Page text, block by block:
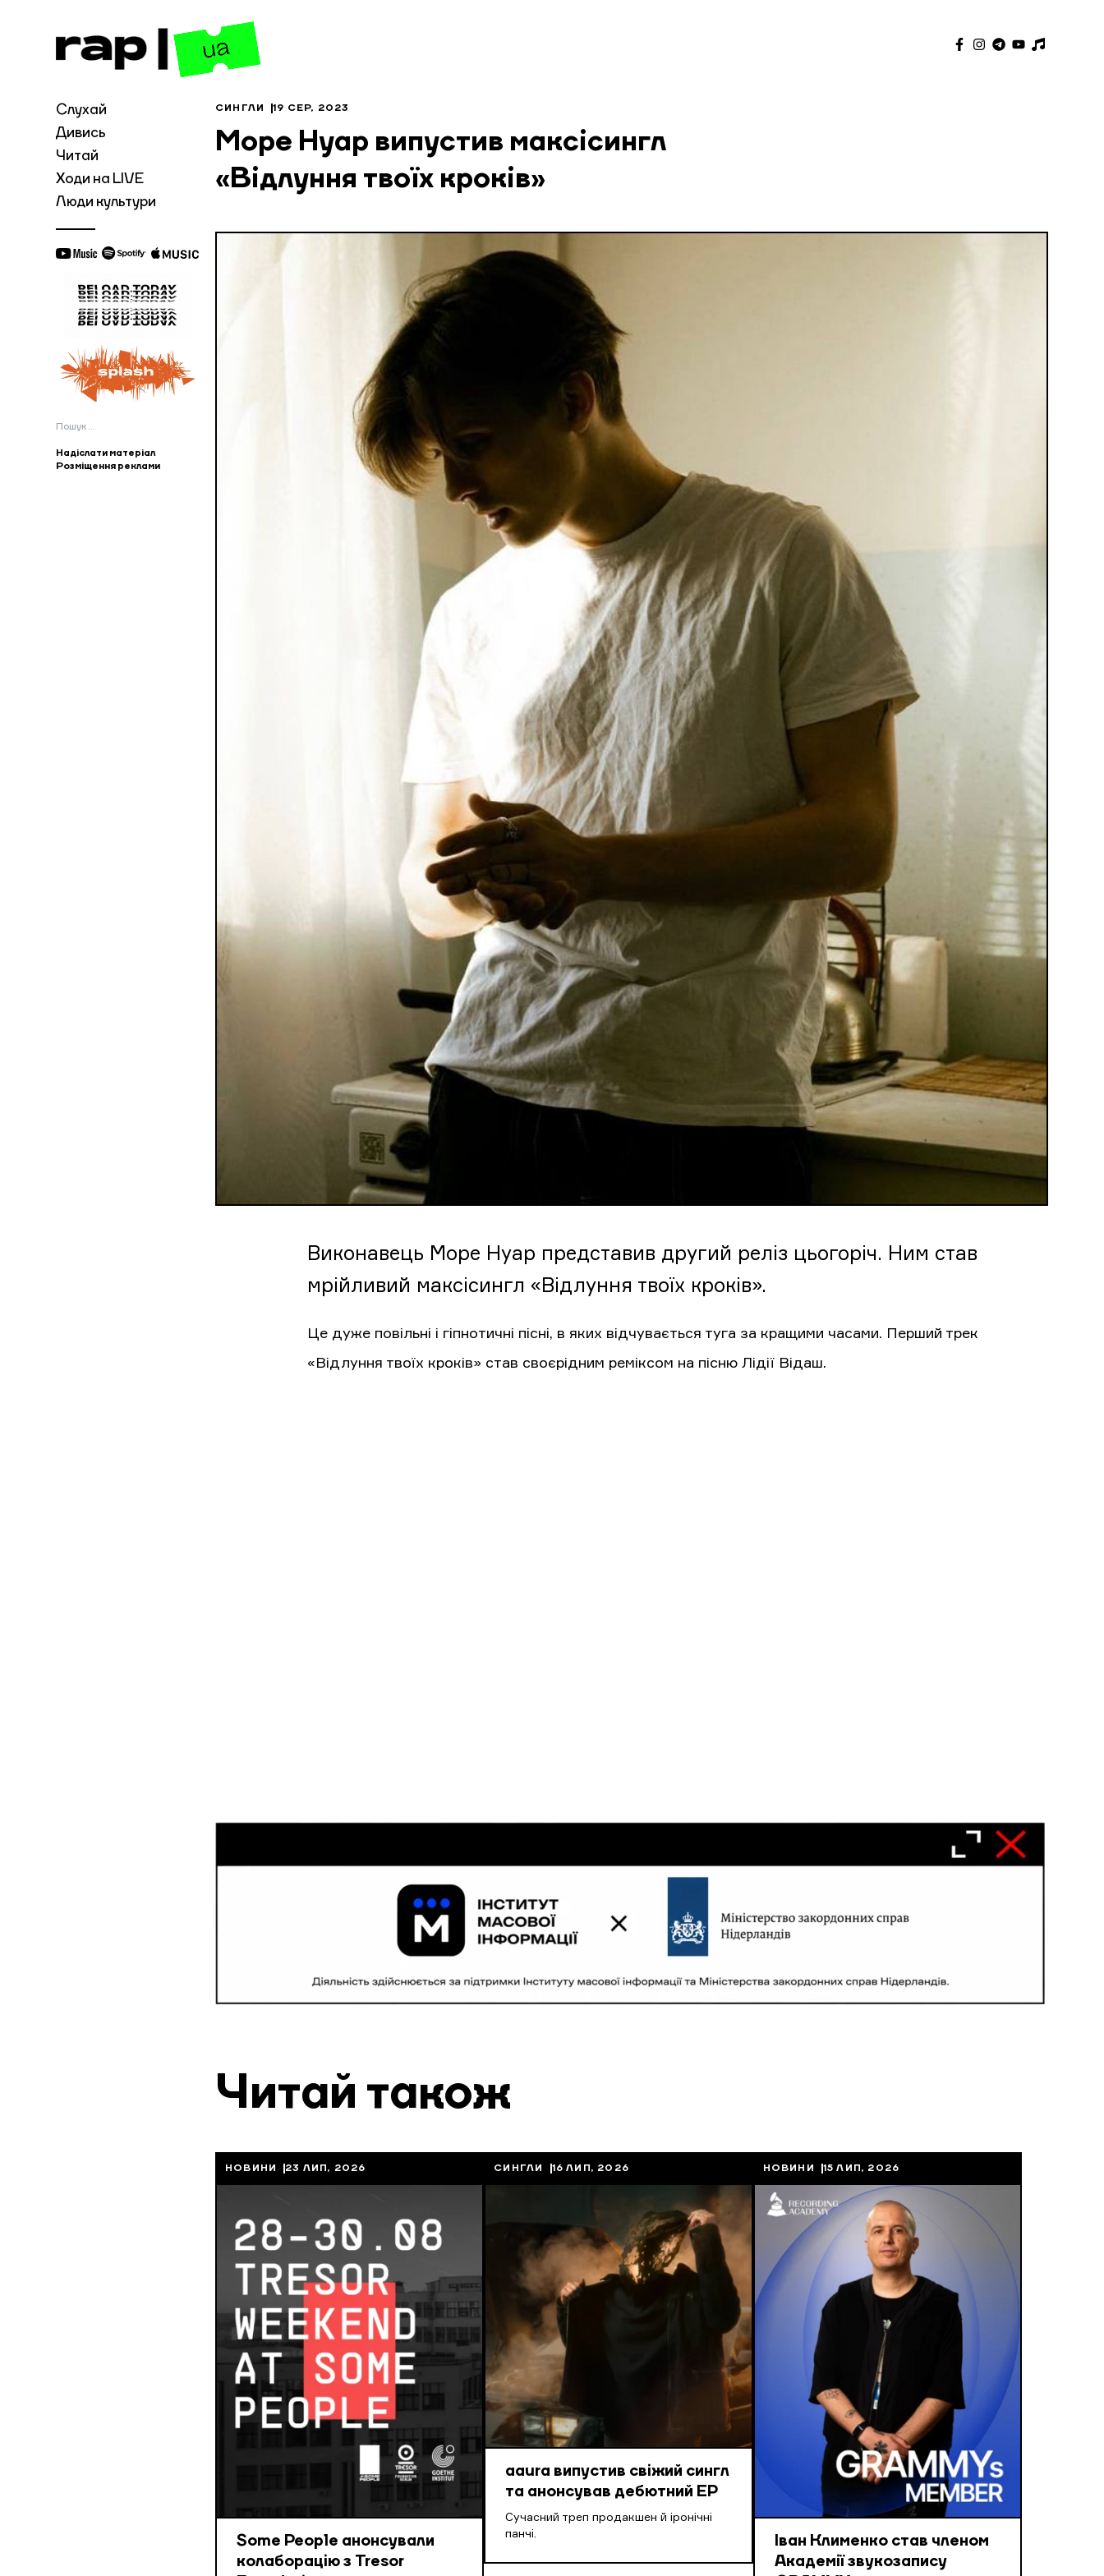
Слухай
Дивись
Читай
Ходи на LIVE
Люди культури
Пошук:
Надіслати матеріал
Розміщення реклами
СИНГЛИ 19 СЕР, 2023
Море Нуар випустив максісингл
«Відлуння твоїх кроків»
Виконавець Море Нуар представив другий реліз цьогоріч. Ним став
мрійливий максісингл «Відлуння твоїх кроків».
Це дуже повільні і гіпнотичні пісні, в яких відчувається туга за кращими часами. Перший трек
«Відлуння твоїх кроків» став своєрідним реміксом на пісню Лідії Відаш.
Читай також
НОВИНИ 23 ЛИП, 2026
Some People анонсували
колаборацію з Tresor
СИНГЛИ 16 ЛИП, 2026
aaura випустив свіжий сингл
та анонсував дебютний EP
Cучасний треп продакшен й іронічні
панчі.
НОВИНИ 15 ЛИП, 2026
Іван Клименко став членом
Академії звукозапису